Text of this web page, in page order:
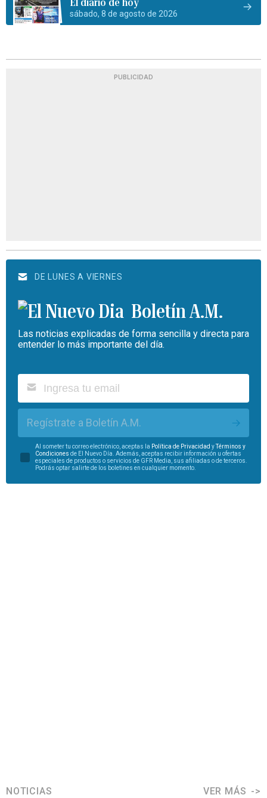
sábado, 8 de agosto de 2026
PUBLICIDAD
DE LUNES A VIERNES
Boletín A.M.
Las noticias explicadas de forma sencilla y directa para
entender lo más importante del día.
Regístrate a Boletín A.M.
Al someter tu correo electrónico, aceptas la Política de Privacidad yTérminos y
Condiciones de El Nuevo Día. Además, aceptas recibir información u ofertas
especiales de productos o servicios de GFR Media, sus afiliadas o de terceros.
Podrás optar salirte de los boletines en cualquier momento.
NOTICIAS VER MÁS